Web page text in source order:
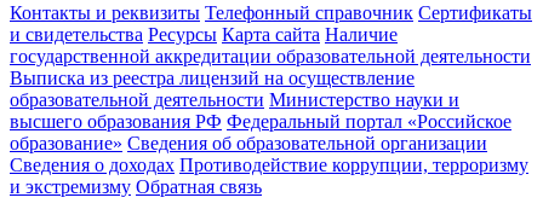
Контакты и реквизиты Телефонный справочник Сертификаты
и свидетельства Ресурсы Карта сайта Наличие
государственной аккредитации образовательной деятельности
Выписка из реестра лицензий на осуществление
образовательной деятельности Министерствo науки и
высшего образования РФ Федеральный портал «Российское
образование» Сведения об образовательной организации
Сведения о доходах Противодействие коррупции, терроризму
и экстремизму Обратная связь